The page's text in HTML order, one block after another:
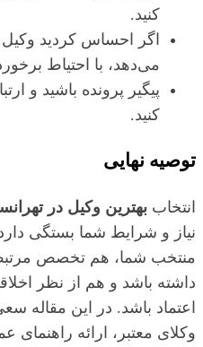
کنید.
اگر احساس کردید
می‌دهد، با احتیاط
پیگیر پرونده باشید و
کنید.
توصیه نهایی
انتخاب بهترین وکیل در
نیاز و شرایط شما بستگی
منتخب شما، هم تخصص
داشته باشد و هم از نظر
اعتماد باشد. در این مقاله
وکلای معتبر، ارائه